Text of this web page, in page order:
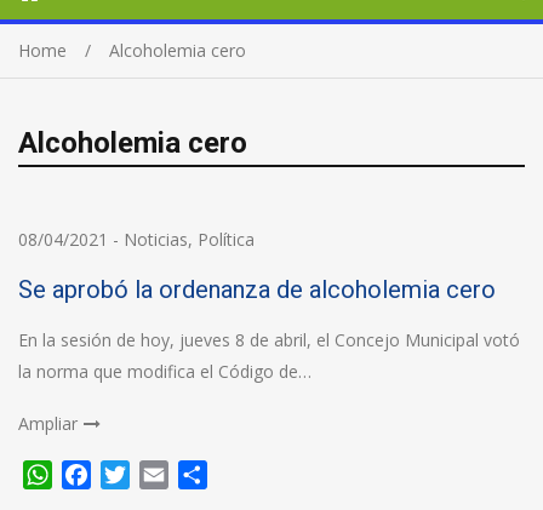
Home Alcoholemia cero
Alcoholemia cero
08/04/2021 - Noticias, Política
Se aprobó la ordenanza de alcoholemia cero
En la sesión de hoy, jueves 8 de abril, el Concejo Municipal votó
la norma que modifica el Código de…
Ampliar
WhatsApp
FacebookTwitter
Email